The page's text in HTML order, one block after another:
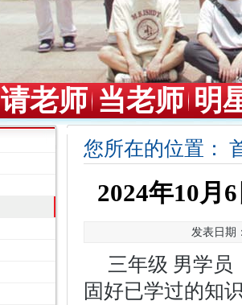
请老师 当老师 明
您所在的位置：
2024年10月
发表日期
三年级 男学员
固好已学过的知